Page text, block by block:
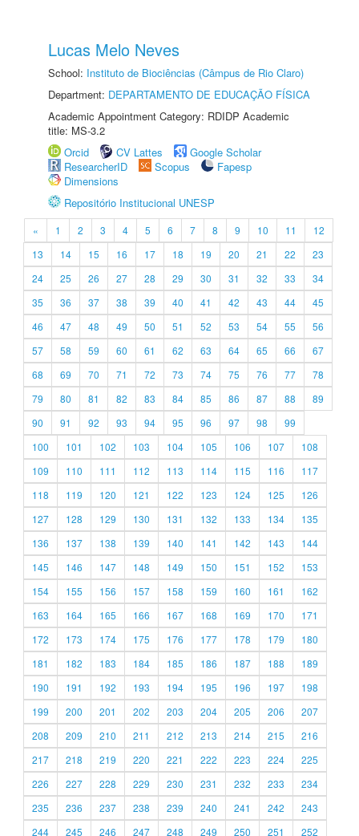
Lucas Melo Neves
School: Instituto de Biociências (Câmpus de Rio Claro)
Department: DEPARTAMENTO DE EDUCAÇÃO FÍSICA
Academic Appointment Category: RDIDP Academic
title: MS-3.2
Orcid
CV Lattes
Google Scholar
ResearcherID
Scopus
Fapesp
Dimensions
Repositório Institucional UNESP
« 1 2 3 4 5 6 7 8 9 10 11
12
13
14 15 16 17 18 19 20 21 22
23
24
25 26 27 28 29 30 31 32 33
34
35
36 37 38 39 40 41 42 43 44
45
46
47 48 49 50 51 52 53 54 55
56
57
58 59 60 61 62 63 64 65 66
67
68
69 70 71 72 73 74 75 76 77
78
79
80 81 82 83 84 85 86 87 88
89
90
91 92 93 94 95 96 97 98
99
100
101 102 103 104 105 106 107
108
109
110 111 112 113 114 115 116
117
118
119 120 121 122 123 124 125
126
127
128 129 130 131 132 133 134
135
136
137 138 139 140 141 142 143
144
145
146 147 148 149 150 151 152
153
154
155 156 157 158 159 160 161
162
163
164 165 166 167 168 169 170
171
172
173 174 175 176 177 178 179
180
181
182 183 184 185 186 187 188
189
190
191 192 193 194 195 196 197
198
199
200 201 202 203 204 205 206
207
208
209 210 211 212 213 214 215
216
217
218 219 220 221 222 223 224
225
226
227 228 229 230 231 232 233
234
235
236 237 238 239 240 241 242
243
244
245 246 247 248 249 250 251 252